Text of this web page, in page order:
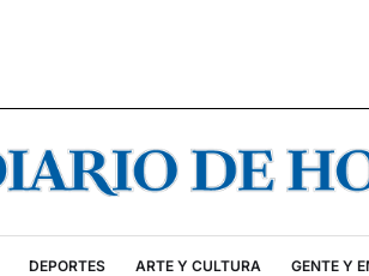
DEPORTES ARTE Y CULTURA GENTE Y